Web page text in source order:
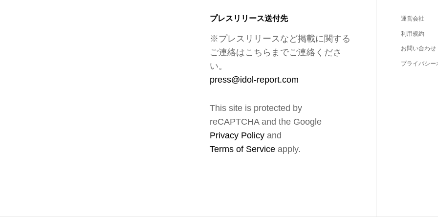
プレスリリース送付先
※プレスリリースなど掲載に関する
ご連絡はこちらまでご連絡くださ
い。
press@idol-report.com
This site is protected by
reCAPTCHA and the Google
Privacy Policyand
Terms of Serviceapply.
運営会社
利用規約
お問い合わせ
プライバシー